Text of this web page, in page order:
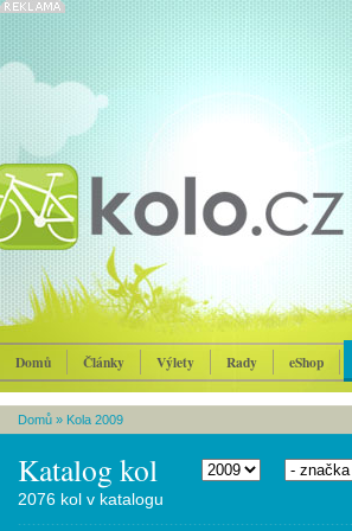
Domů Články Výlety Rady eShop
Domů » Kola 2009
Katalog kol
2076 kol v katalogu